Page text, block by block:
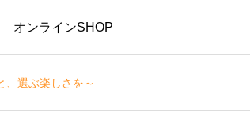
オンラインSHOP
、選ぶ楽しさを～